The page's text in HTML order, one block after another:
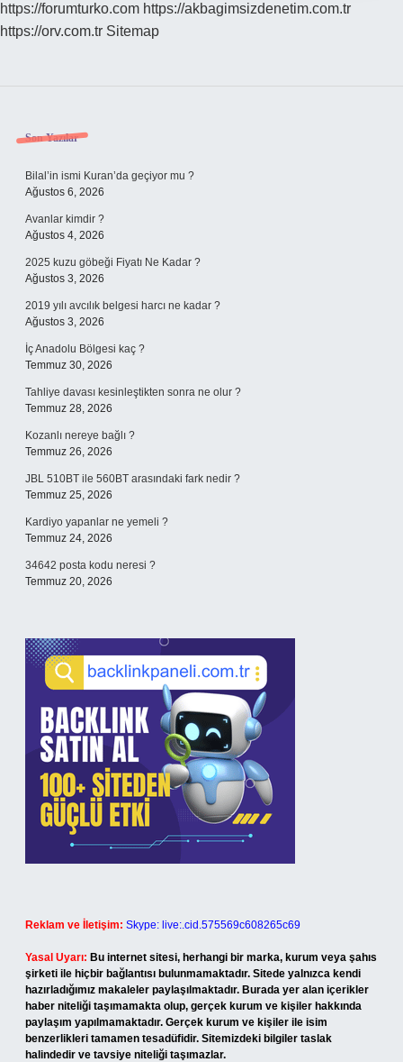
https://forumturko.com https://akbagimsizdenetim.com.tr
https://orv.com.tr Sitemap
Sidebar
Son Yazılar
Bilal’in ismi Kuran’da geçiyor mu ?
Ağustos 6, 2026
Avanlar kimdir ?
Ağustos 4, 2026
2025 kuzu göbeği Fiyatı Ne Kadar ?
Ağustos 3, 2026
2019 yılı avcılık belgesi harcı ne kadar ?
Ağustos 3, 2026
İç Anadolu Bölgesi kaç ?
Temmuz 30, 2026
Tahliye davası kesinleştikten sonra ne olur ?
Temmuz 28, 2026
Kozanlı nereye bağlı ?
Temmuz 26, 2026
JBL 510BT ile 560BT arasındaki fark nedir ?
Temmuz 25, 2026
Kardiyo yapanlar ne yemeli ?
Temmuz 24, 2026
34642 posta kodu neresi ?
Temmuz 20, 2026
Reklam ve İletişim: Skype: live:.cid.575569c608265c69
Yasal Uyarı: Bu internet sitesi, herhangi bir marka, kurum veya şahıs
şirketi ile hiçbir bağlantısı bulunmamaktadır. Sitede yalnızca kendi
hazırladığımız makaleler paylaşılmaktadır. Burada yer alan içerikler
haber niteliği taşımamakta olup, gerçek kurum ve kişiler hakkında
paylaşım yapılmamaktadır. Gerçek kurum ve kişiler ile isim
benzerlikleri tamamen tesadüfidir. Sitemizdeki bilgiler taslak
halindedir ve tavsiye niteliği taşımazlar.